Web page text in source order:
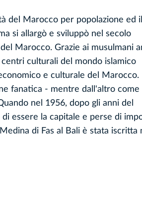
del Marocco per popolazione ed il
si allargò e sviluppò nel secolo
Marocco. Grazie ai musulmani
culturali del mondo islamico
e culturale del Marocco.
fanatica - mentre dall'altro come
nel 1956, dopo gli anni del
essere la capitale e perse di
di Fas al Bali è stata iscritta